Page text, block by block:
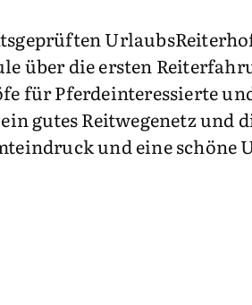
über die ersten
für Pferdeinteressierte
gutes Reitwegenetz
und eine schöne